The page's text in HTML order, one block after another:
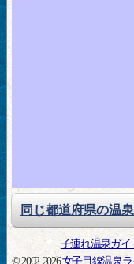
同じ都道府県の温泉